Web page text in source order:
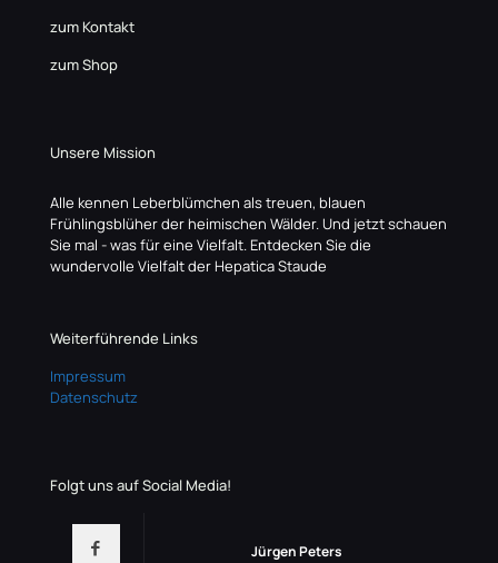
zum Kontakt
zum Shop
Unsere Mission
Alle kennen Leberblümchen als treuen, blauen
Frühlingsblüher der heimischen Wälder. Und jetzt schauen
Sie mal - was für eine Vielfalt. Entdecken Sie die
wundervolle Vielfalt der Hepatica Staude
Weiterführende Links
Impressum
Datenschutz
Folgt uns auf Social Media!
Jürgen Peters